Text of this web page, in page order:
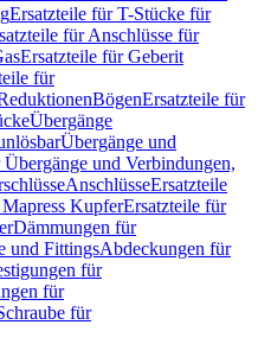
Ersatzteile für T-Stücke für
für Anschlüsse für
Ersatzteile für Geberit
für
BögenErsatzteile für
Übergänge
Übergänge und
und Verbindungen,
AnschlüsseErsatzteile
KupferErsatzteile für
Dämmungen für
und FittingsAbdeckungen für
für
für
für